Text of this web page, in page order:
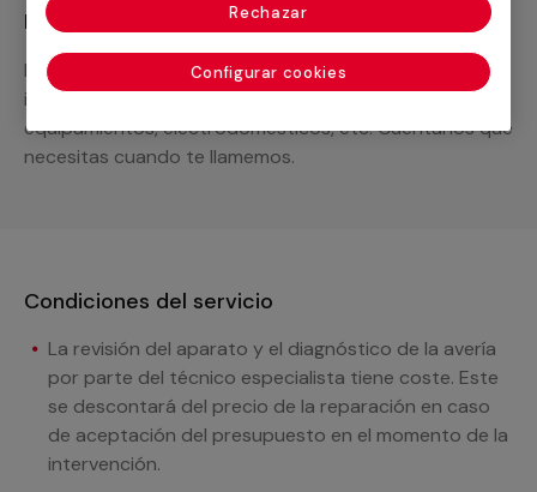
Recuerda que en MULTIMAP
Podemos ofrecer cualquier servicio a medida
incluyendo todo lo que necesites: materiales,
equipamientos, electrodomésticos, etc. Cuéntanos que
necesitas cuando te llamemos.
Condiciones del servicio
La revisión del aparato y el diagnóstico de la avería
por parte del técnico especialista tiene coste. Este
se descontará del precio de la reparación en caso
de aceptación del presupuesto en el momento de la
intervención.
Configurar cookies
Rechazar